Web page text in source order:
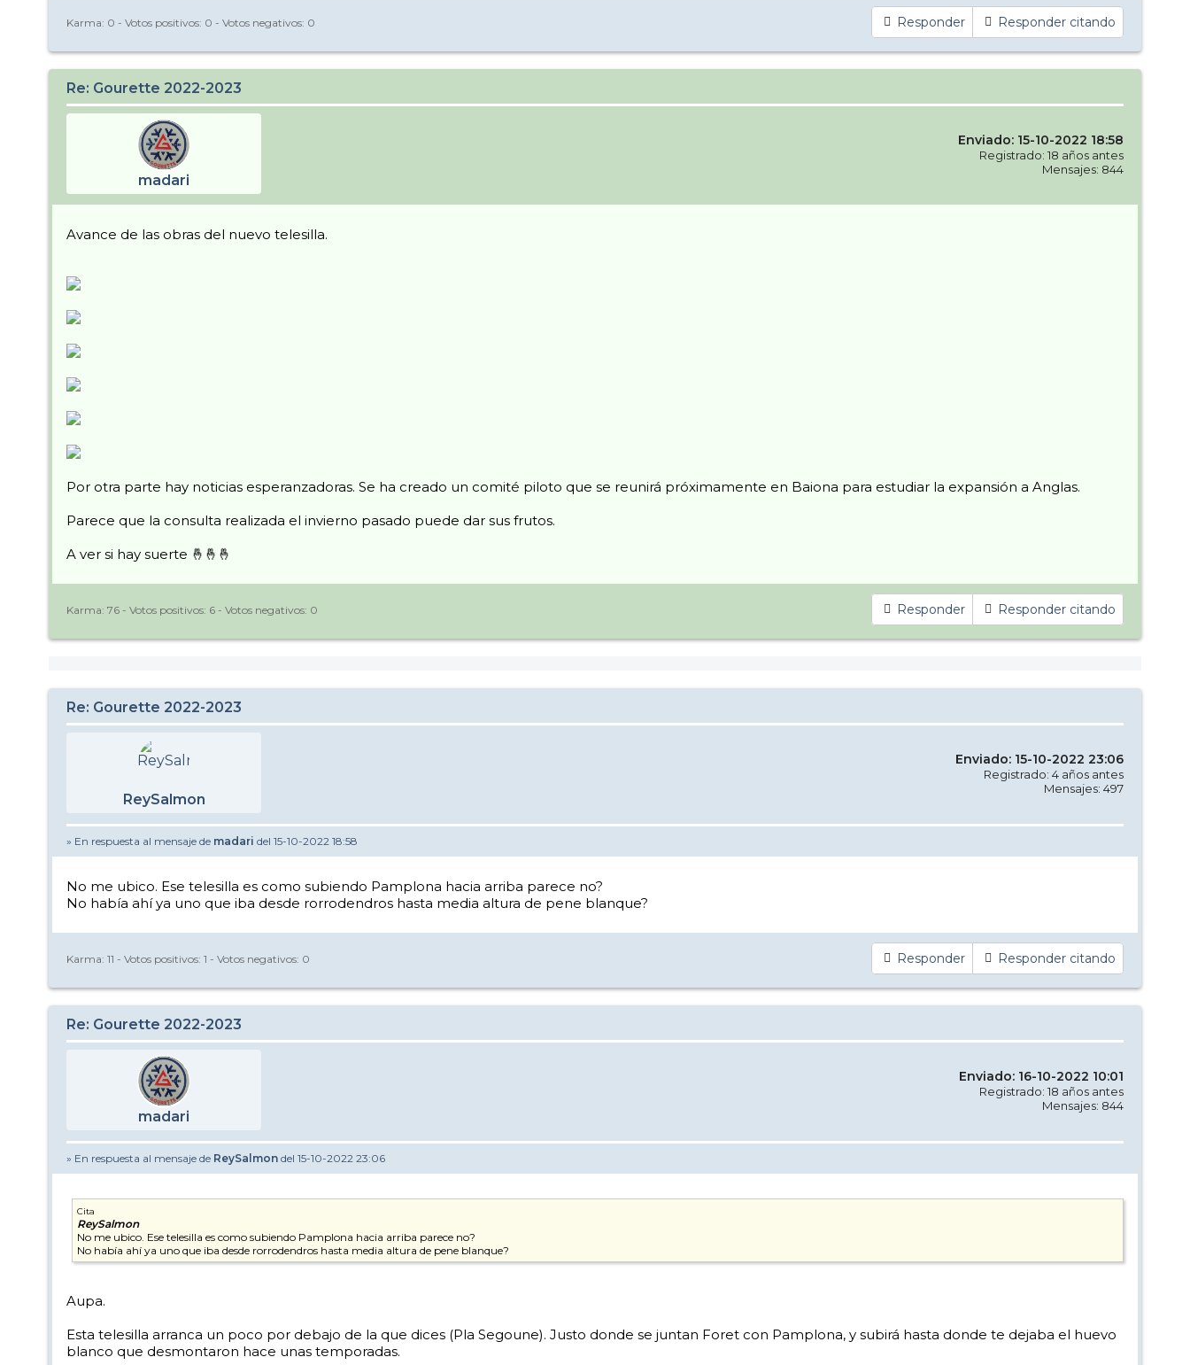
Responder Responder citando
Karma: 0 - Votos positivos: 0 - Votos negativos: 0
Re: Gourette 2022-2023
madari
Enviado: 15-10-2022 18:58
Registrado: 18 años antes
Mensajes: 844
Avance de las obras del nuevo telesilla.
Por otra parte hay noticias esperanzadoras. Se ha creado un comité piloto que se reunirá próximamente en Baiona para estudiar la expansión a Anglas.
Parece que la consulta realizada el invierno pasado puede dar sus frutos.
A ver si hay suerte 🤞🤞🤞
Responder Responder citando
Karma: 76 - Votos positivos: 6 - Votos negativos: 0
Re: Gourette 2022-2023
ReySalmon
Enviado: 15-10-2022 23:06
Registrado: 4 años antes
Mensajes: 497
» En respuesta al mensaje de madari del 15-10-2022 18:58
No me ubico. Ese telesilla es como subiendo Pamplona hacia arriba parece no?
No había ahí ya uno que iba desde rorrodendros hasta media altura de pene blanque?
Responder Responder citando
Karma: 11 - Votos positivos: 1 - Votos negativos: 0
Re: Gourette 2022-2023
madari
Enviado: 16-10-2022 10:01
Registrado: 18 años antes
Mensajes: 844
» En respuesta al mensaje de ReySalmon del 15-10-2022 23:06
Cita
ReySalmon
No me ubico. Ese telesilla es como subiendo Pamplona hacia arriba parece no?
No había ahí ya uno que iba desde rorrodendros hasta media altura de pene blanque?
Aupa.
Esta telesilla arranca un poco por debajo de la que dices (Pla Segoune). Justo donde se juntan Foret con Pamplona, y subirá hasta donde te dejaba el huevo
blanco que desmontaron hace unas temporadas.